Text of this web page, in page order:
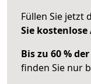
Füllen Sie jetzt
Sie
Bis zu 60 %
finden Sie nur